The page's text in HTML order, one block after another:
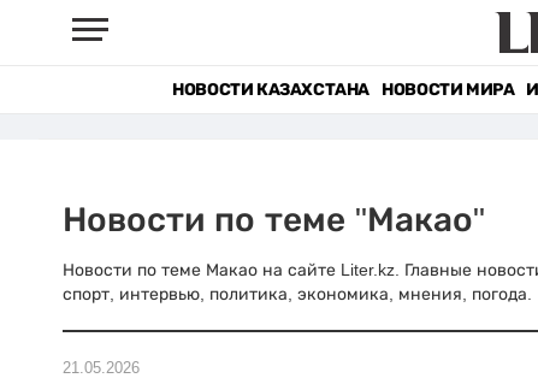
НОВОСТИ КАЗАХСТАНА НОВОСТИ МИРА
Новости по теме "Макао"
Новости по теме Макао на сайте Liter.kz. Главные
спорт, интервью, политика, экономика, мнения, погода.
21.05.2026